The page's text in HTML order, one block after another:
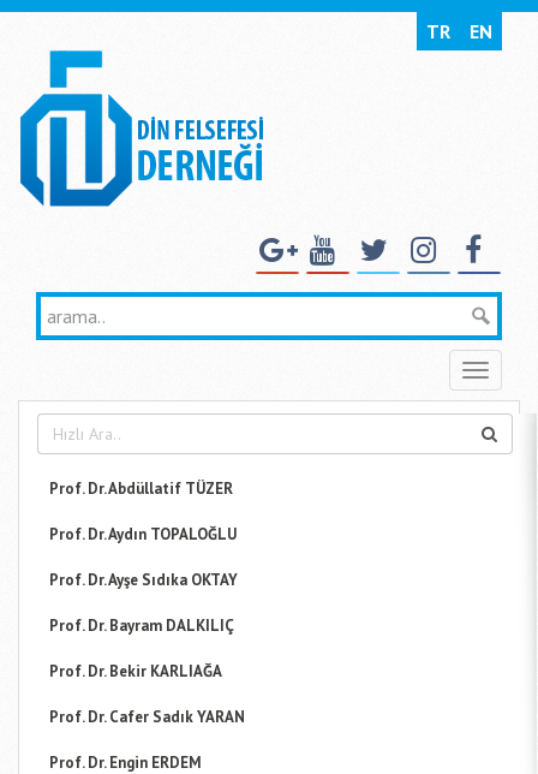
TR EN
Toggle
Prof. Dr. Abdüllatif TÜZER
Prof. Dr. Aydın TOPALOĞLU
Prof. Dr. Ayşe Sıdıka OKTAY
Prof. Dr. Bayram DALKILIÇ
Prof. Dr. Bekir KARLIAĞA
Prof. Dr. Cafer Sadık YARAN
Prof. Dr. Engin ERDEM